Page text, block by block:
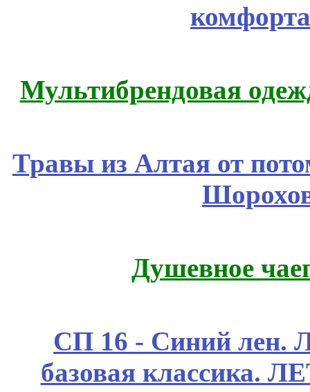
Мультибрендовая
Травы из Алтая от
Душевное
СП 16 - Синий лен.
базовая